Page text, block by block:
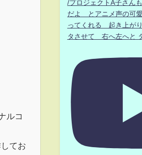
ルコ
てお
/プロジェクトA子さ
だよ とアニメ声の可
ってくれる 起き上が
タさせて 右へ左へと